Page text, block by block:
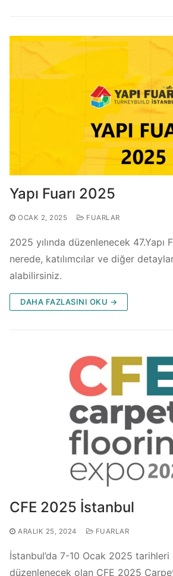
Yapı Fuarı 2025
OCAK 2, 2025 FUARLAR
2025 yılında düzenlenecek 47.Yapı
nerede, katılımcılar ve diğer
alabilirsiniz.
DAHA FAZLASINI OKU →
CFE 2025 İstanbul
ARALIK 25, 2024 FUARLAR
İstanbul’da 7-10 Ocak 2025 tarihleri
düzenlenecek olan CFE 2025